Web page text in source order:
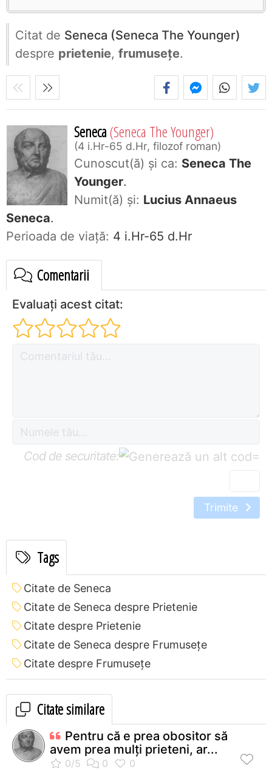
Citat de Seneca (Seneca The Younger)
despre prietenie, frumusețe.
Seneca(Seneca The Younger)
4 i.Hr-65 d.Hr, filozof roman
Cunoscut(ă) și ca: Seneca The
Younger.
Numit(ă) și: Lucius Annaeus
Seneca.
Perioada de viaţă: 4 i.Hr-65 d.Hr
Comentarii
Evaluați acest citat:
Cod de securitate: =
Trimite
Tags
Citate de Seneca
Citate de Seneca despre Prietenie
Citate despre Prietenie
Citate de Seneca despre Frumusețe
Citate despre Frumusețe
Citate similare
Pentru că e prea obositor să
avem prea mulţi prieteni, ar...